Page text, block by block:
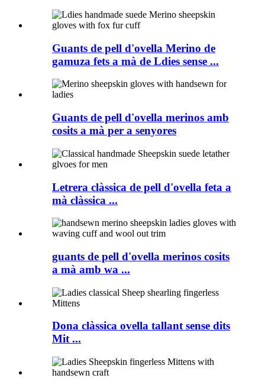
Guants de pell d'ovella Merino de
gamuza fets a mà de Ldies sense ...
Guants de pell d'ovella merinos amb
cosits a mà per a senyores
Letrera clàssica de pell d'ovella feta a
mà clàssica ...
guants de pell d'ovella merinos cosits
a mà amb wa ...
Dona clàssica ovella tallant sense dits
Mit ...